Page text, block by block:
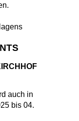
auch in
bis 04.